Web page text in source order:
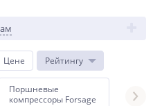
Цене Рейтингу
Поршневые
компрессоры Forsage